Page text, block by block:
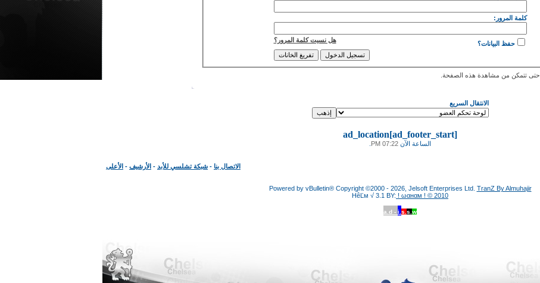
كلمة المرور:
هل نسيت كلمة المرور؟ حفظ البيانات؟
حتى تتمكن من مشاهدة هذه الصفحة.
الانتقال السريع
ad_location[ad_footer_start]
الساعة الآن 07:22 PM
الاتصال بنا - شبكة تشلسي للأبد - الأرشيف - الأعلى
Powered by vBulletin® Copyright ©2000 - 2026, Jelsoft Enterprises Ltd. TranZ By Almuhajir
HêĽм √ 3.1 BY: ! ωαнαм ! © 2010
a.d - i. s. s. w